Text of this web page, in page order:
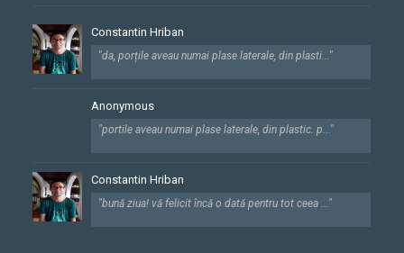
Constantin Hriban
"da, porțile aveau numai plase laterale, din plasti..."
Anonymous
"portile aveau numai plase laterale, din plastic. p..."
Constantin Hriban
"bună ziua! vă felicit încă o dată pentru tot ceea ..."